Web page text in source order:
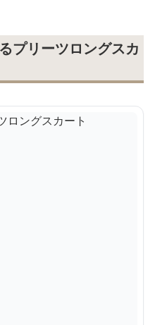
プリーツロングスカ